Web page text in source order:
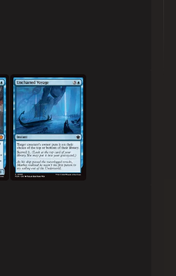
미지의 항해